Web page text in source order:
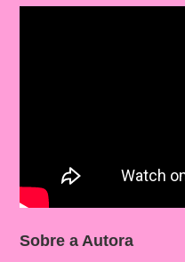
Sobre a Autora